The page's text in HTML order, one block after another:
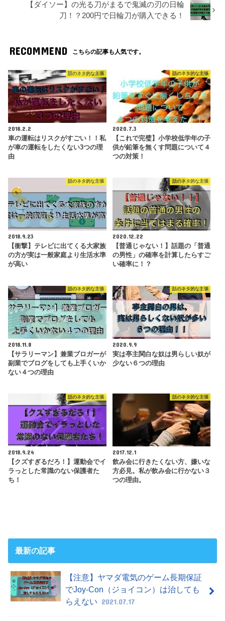
【ダイソー】の光る刀がまるで鬼滅の刃の日輪
刀！？200円で日輪刀が購入できる！
RECOMMEND こちらの記事も人気です。
話のネタ的な主張
2018.2.2
車の運転はリスクがすごい！！私
が車の運転をしたくない3つの理
由
話のネタ的な主張
2020.7.3
【これで完璧】小学校低学年の子
供が鉛筆を無くす問題について４
つの対策！
話のネタ的な主張
2018.9.23
【衝撃】テレビに出てくる大家族
の方が実は一般家庭より生活水準
が高い
話のネタ的な主張
2020.12.22
【普通じゃない！】話題の「普通
の男性」の確率を計算したらすご
い確率に！？
話のネタ的な主張
2018.11.8
【サラリーマン】兼業ブロガーが
副業でブログをしても上手くいか
ない４つの理由
話のネタ的な主張
2020.9.9
実は亭主関白な奴は男らしい奴が
少ない６つの理由
話のネタ的な主張
2018.9.24
【クズすぎるだろ！】運動会でイ
ラっとした常識のない保護者た
ち！
話のネタ的な主張
2017.12.1
飲み会に行きたくない方、嫌いな
方必見。私が飲み会に行かない３
つの理由。
最新の記事
【注意】ヤマダ電気のゲーム長期保証
でJoy-Con（ジョイコン）は治しても
らえない 2021.07.17